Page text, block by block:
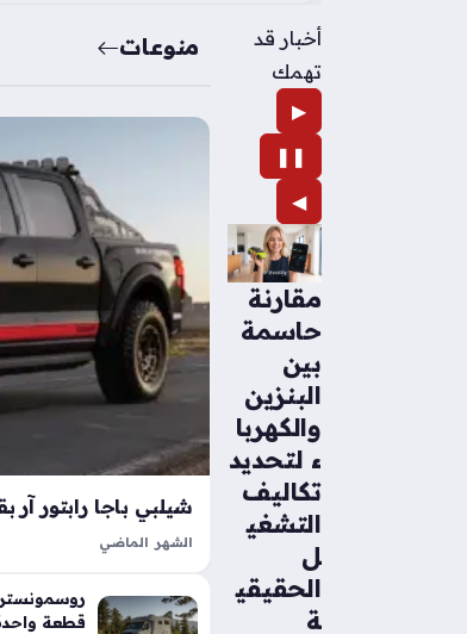
أخبار قد
تهمك
▶
❚❚
◀
مقارنة
حاسمة
بين
البنزين
والكهربا
ء لتحديد
تكاليف
التشغي
ل
الحقيقي
ة
منوعات
الشهر الماضي
الأداء التقليدية في
بفضل تعديلات…قطعة